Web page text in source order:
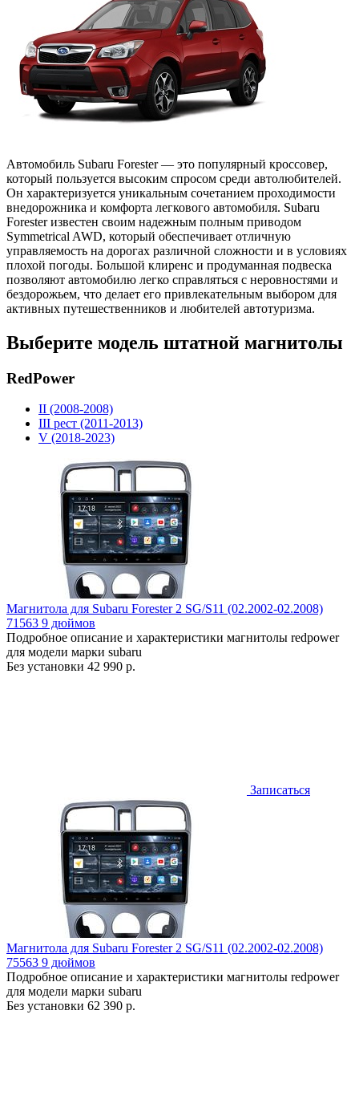
Автомобиль Subaru Forester — это популярный кроссовер,
который пользуется высоким спросом среди автолюбителей.
Он характеризуется уникальным сочетанием проходимости
внедорожника и комфорта легкового автомобиля. Subaru
Forester известен своим надежным полным приводом
Symmetrical AWD, который обеспечивает отличную
управляемость на дорогах различной сложности и в условиях
плохой погоды. Большой клиренс и продуманная подвеска
позволяют автомобилю легко справляться с неровностями и
бездорожьем, что делает его привлекательным выбором для
активных путешественников и любителей автотуризма.
Выберите модель штатной магнитолы
RedPower
II (2008-2008)
III рест (2011-2013)
V (2018-2023)
Магнитола для Subaru Forester 2 SG/S11 (02.2002-02.2008)
71563 9 дюймов
Подробное описание и характеристики магнитолы redpower
для модели марки subaru
Без установки 42 990 р.
Записаться
Магнитола для Subaru Forester 2 SG/S11 (02.2002-02.2008)
75563 9 дюймов
Подробное описание и характеристики магнитолы redpower
для модели марки subaru
Без установки 62 390 р.